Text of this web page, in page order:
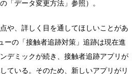
「データ変更方法」参照）。
や、詳しく目を通してほしいことがあ
ーの「接触者追跡対策」追跡は現在進
デミックが続き、接触者追跡アプリが
ている。そのため、新しいアプリがリ